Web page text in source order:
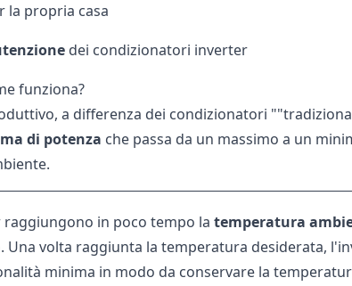
la propria casa
dei condizionatori inverter
funziona?
a differenza dei condizionatori
di potenza che passa da un massimo a un
in poco tempo la temperatura
volta raggiunta la temperatura desiderata,
minima in modo da conservare la